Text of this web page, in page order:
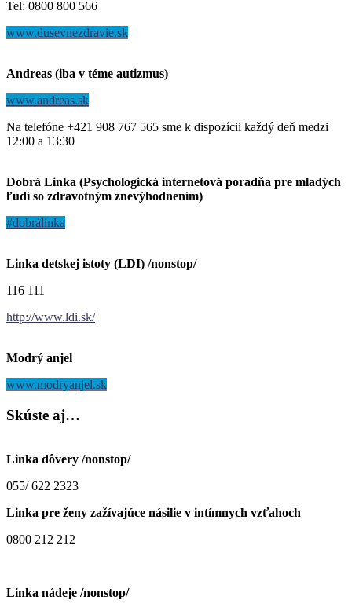
Tel: 0800 800 566
www.dusevnezdravie.sk
Andreas (iba v téme autizmus)
www.andreas.sk
Na telefóne +421 908 767 565 sme k dispozícii každý deň medzi
12:00 a 13:30
Dobrá Linka (Psychologická internetová poradňa pre mladých
ľudí so zdravotným znevýhodnením)
#dobrálinka
Linka detskej istoty (LDI) /nonstop/
116 111
http://www.ldi.sk/
Modrý anjel
www.modryanjel.sk
Skúste aj…
Linka dôvery /nonstop/
055/ 622 2323
Linka pre ženy zažívajúce násilie v intímnych vzťahoch
0800 212 212
Linka nádeje /nonstop/